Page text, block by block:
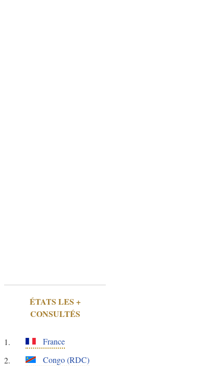
ÉTATS LES +
CONSULTÉS
France
Congo (RDC)